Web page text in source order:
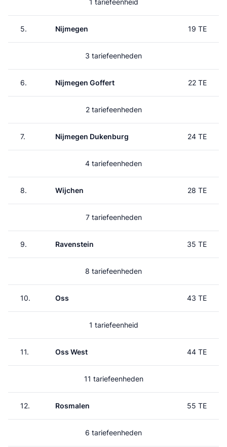
1 tariefeenheid
5. Nijmegen 19 TE
3 tariefeenheden
6. Nijmegen Goffert 22 TE
2 tariefeenheden
7. Nijmegen Dukenburg 24 TE
4 tariefeenheden
8. Wijchen 28 TE
7 tariefeenheden
9. Ravenstein 35 TE
8 tariefeenheden
10. Oss 43 TE
1 tariefeenheid
11. Oss West 44 TE
11 tariefeenheden
12. Rosmalen 55 TE
6 tariefeenheden